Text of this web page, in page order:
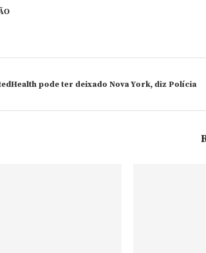
pode ter deixado Nova York, diz Polícia